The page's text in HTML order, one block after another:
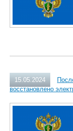
15.05.2024
восстановлено